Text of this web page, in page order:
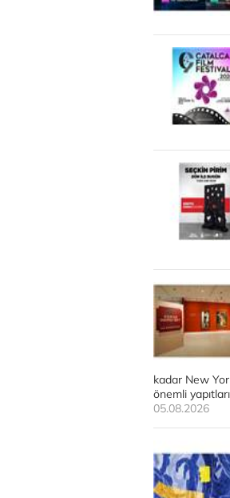
kadar New
önemli
05.08.2026